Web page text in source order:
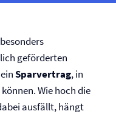
geförderten
Sparvertrag, in
Wie hoch die
ausfällt, hängt